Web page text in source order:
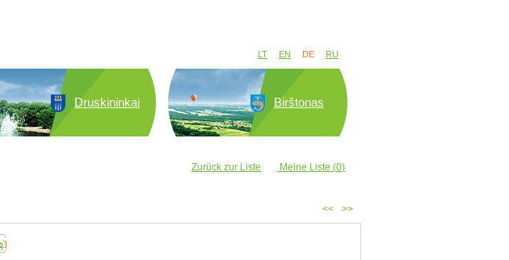
LT EN DE RU
Druskininkai Birštonas
Zurück zur Liste Meine Liste (0)
<< >>
3